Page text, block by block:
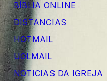
BÍBLIA ONLINE
DISTANCIAS
HOTMAIL
UOLMAIL
NOTICIAS DA IGREJA